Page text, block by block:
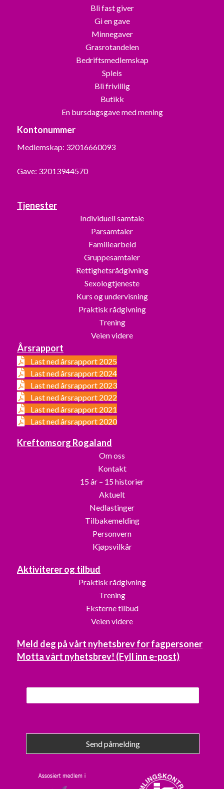
Bli fast giver
Gi en gave
Minnegaver
Grasrotandelen
Bedriftsmedlemskap
Spleis
Bli frivillig
Butikk
En bursdagsgave med mening
Kontonummer
Medlemskap: 32016660093
Gave: 32013944570
Tjenester
Individuell samtale
Parsamtaler
Familiearbeid
Gruppesamtaler
Rettighetsrådgivning
Sexologtjeneste
Kurs og undervisning
Praktisk rådgivning
Trening
Veien videre
Årsrapport
Last ned årsrapport 2025
Last ned årsrapport 2024
Last ned årsrapport 2023
Last ned årsrapport 2022
Last ned årsrapport 2021
Last ned årsrapport 2020
Kreftomsorg Rogaland
Om oss
Kontakt
15 år – 15 historier
Aktuelt
Nedlastinger
Tilbakemelding
Personvern
Kjøpsvilkår
Aktiviterer og tilbud
Praktisk rådgivning
Trening
Eksterne tilbud
Veien videre
Meld deg på vårt nyhetsbrev for fagpersoner
Motta vårt nyhetsbrev! (Fyll inn e-post)
Send påmelding